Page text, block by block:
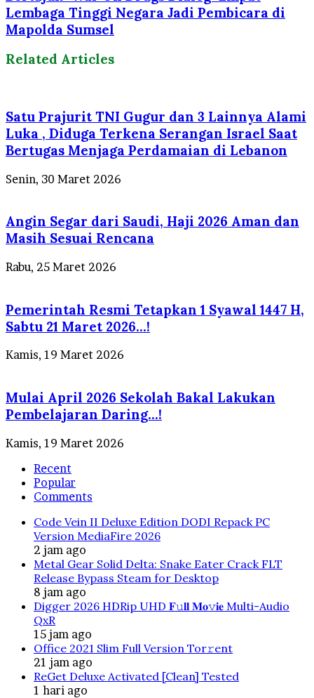
Lembaga Tinggi Negara Jadi Pembicara di
Mapolda Sumsel
Related Articles
Satu Prajurit TNI Gugur dan 3 Lainnya Alami
Luka , Diduga Terkena Serangan Israel Saat
Bertugas Menjaga Perdamaian di Lebanon
Senin, 30 Maret 2026
Angin Segar dari Saudi, Haji 2026 Aman dan
Masih Sesuai Rencana
Rabu, 25 Maret 2026
Pemerintah Resmi Tetapkan 1 Syawal 1447 H,
Sabtu 21 Maret 2026…!
Kamis, 19 Maret 2026
Mulai April 2026 Sekolah Bakal Lakukan
Pembelajaran Daring…!
Kamis, 19 Maret 2026
Recent
Popular
Comments
Code Vein II Deluxe Edition DODI Repack PC
Version MediaFire 2026
2 jam ago
Metal Gear Solid Delta: Snake Eater Crack FLT
Release Bypass Steam for Desktop
8 jam ago
Digger 2026 HDRip UHD 𝐅𝚞𝐥𝐥 𝐌𝐨𝚟𝐢𝐞 Multi-Audio
QxR
15 jam ago
Office 2021 Slim Full Version Tor𝚛ent
21 jam ago
ReGet Deluxe Activated [Clean] Tested
1 hari ago